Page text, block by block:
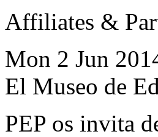
Affiliates &
Mon 2 Jun
El Museo de
PEP os invita